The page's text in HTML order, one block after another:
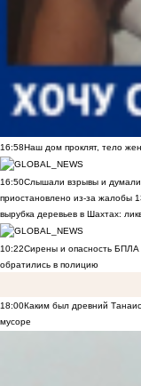
16:58Наш дом проклят, тело
16:50Слышали взрывы и
приостановлено из-за жалобы
вырубка деревьев в Шахтах:
10:22Сирены и опасность БПЛА
обратились в полицию
18:00Каким был древний
мусоре